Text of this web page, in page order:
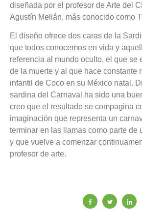
diseñada por el profesor de Arte del
Agustín Melián, más conocido como
El diseño ofrece dos caras de la
que todos conocemos en vida y
referencia al mundo oculto, el que se
de la muerte y al que hace constante
infantil de Coco en su México natal.
sardina del Carnaval ha sido una
creo que el resultado se compagina
imaginación que representa un
terminar en las llamas como parte de
y que vuelve a comenzar
profesor de arte.